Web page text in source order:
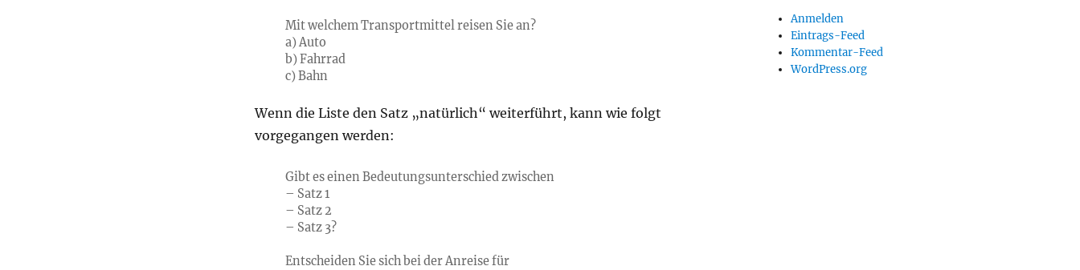
Mit welchem Transportmittel reisen Sie an?
a) Auto
b) Fahrrad
c) Bahn
Wenn die Liste den Satz „natürlich“ weiterführt, kann wie folgt
vorgegangen werden:
Gibt es einen Bedeutungsunterschied zwischen
– Satz 1
– Satz 2
– Satz 3?
Entscheiden Sie sich bei der Anreise für
Anmelden
Eintrags-Feed
Kommentar-Feed
WordPress.org